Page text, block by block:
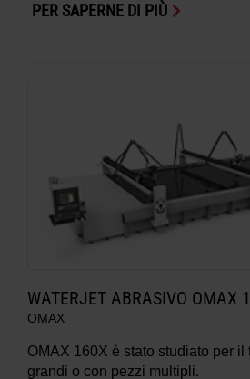
PER SAPERNE DI PIÙ
WATERJET ABRASIVO OMAX
OMAX
OMAX 160X è stato studiato per
grandi o con pezzi multipli.